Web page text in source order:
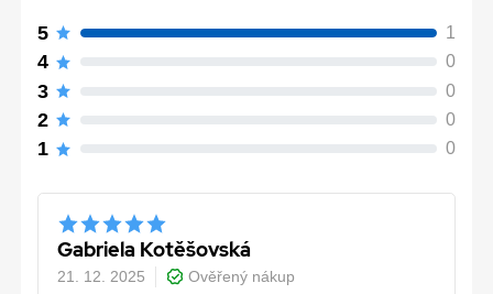
5 1
4 0
3 0
2 0
1 0
Gabriela Kotěšovská
21. 12. 2025 Ověřený nákup